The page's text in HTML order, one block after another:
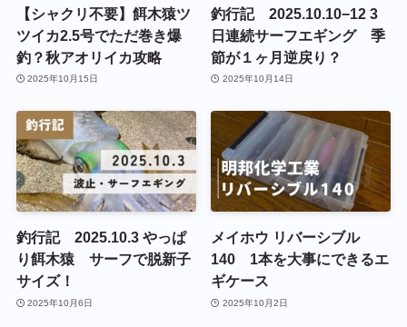
【シャクリ不要】餌木猿ツ
ツイカ2.5号でただ巻き爆
釣？秋アオリイカ攻略
2025年10月15日
釣行記 2025.10.10−12 3
日連続サーフエギング 季
節が１ヶ月逆戻り？
2025年10月14日
釣行記 2025.10.3 やっぱ
り餌木猿 サーフで脱新子
サイズ！
2025年10月6日
メイホウ リバーシブル
140 1本を大事にできるエ
ギケース
2025年10月2日